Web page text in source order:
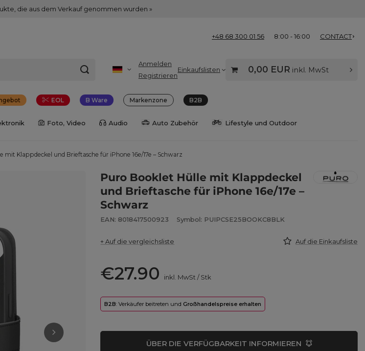
die aus dem Verkauf genommen wurden »
+48 68 300 01 56 8:00 - 16:00 CONTACT
Anmelden
Registrieren
Einkaufslisten 0,00 EUR inkl. MwSt
EOL B Ware Markenzone B2B
Foto, Video Audio Auto Zubehör Lifestyle und Outdoor
mit Klappdeckel und Brieftasche für iPhone 16e/17e – Schwarz
Puro Booklet Hülle mit Klappdeckel
und Brieftasche für iPhone 16e/17e –
Schwarz
EAN: 8018417500923 Symbol: PUIPCSE25BOOKC8BLK
+ Auf die vergleichsliste Auf die Einkaufsliste
€27.90 inkl. MwSt /Stk
B2B: Verkäufer beitreten und Großhandelspreise erhalten
ÜBER DIE VERFÜGBARKEIT INFORMIEREN